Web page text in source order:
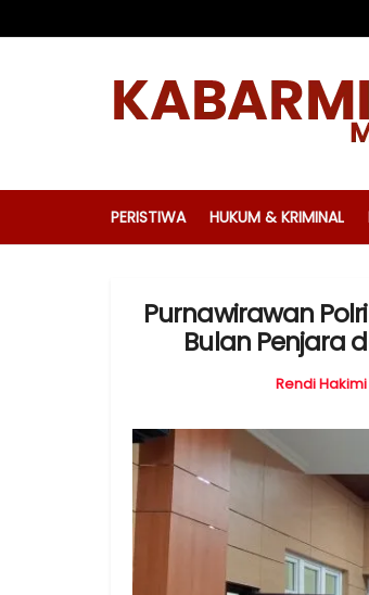
PERISTIWA HUKUM & KRIMINAL
Purnawirawan
Bulan Penjara
Rendi Hakimi